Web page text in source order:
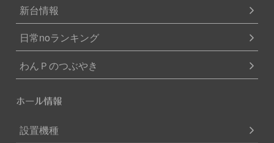
新台情報
日常noランキング
わんＰのつぶやき
ホール情報
設置機種